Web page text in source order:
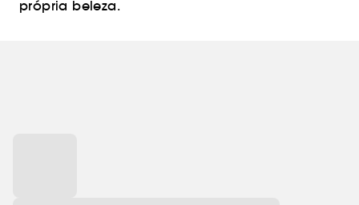
própria beleza.